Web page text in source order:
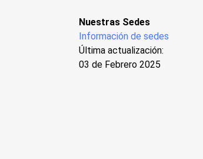
Nuestras Sedes
Información de sedes
Última actualización:
03 de Febrero 2025